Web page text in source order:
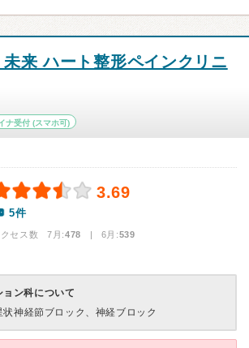
来 ハート整形ペインクリニ
ナ受付(スマホ可)
3.69
5件
クセス数 7月:478 | 6月:539
ョン科について
状神経節ブロック、神経ブロック